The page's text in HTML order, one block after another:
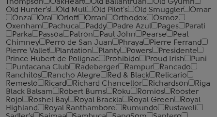
Thompson
OakHeart Old Ballantruan
Old Gyumri
Old Hunter's
Old Mull Old Pilot's Old Smuggler
Omar
Onza
Ora Orloff Orran Orthodox
Osmoz
Oxenham
Pachuca Paddy Padre Azul Pages
Parati
Parka
Passoa Patron Paul John Pearse
Peat
Chimney
Perro de San Juan Phraya
Pierre Ferrand
Pierre Vallet
Plantation Planty Powers
Presidente
Prince Hubert de Polignac
Prohibido Proud Irish
Puni
Puntacana Club
Radeberger Rampur
Rancado
Ranchitos
Rancho Alegre Red & Black
Relicario
Remeslo
Ricard Richard Chancellor Richardson
Riga
Black Balsam
Robert Burns Roku Romios
Rooster
Rojo
Roshel Bay Royal Brackla Royal Green
Royal
Highland
Royal Ranthambore Rumundo
Rustaveli